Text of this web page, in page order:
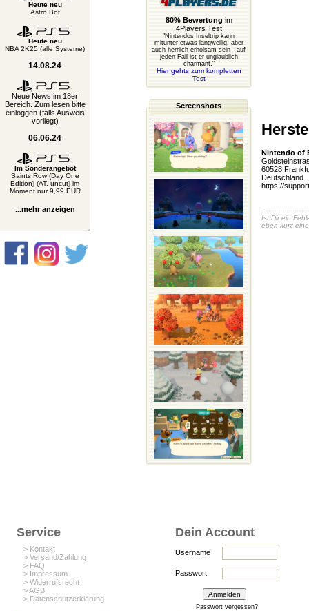
Heute neu
Astro Bot
Heute neu
NBA 2K25 (alle Systeme)
14.08.24
Neue News im 18er
Bereich. Zum lesen bitte
einloggen (falls Ausweis
vorliegt)
06.06.24
Im Sonderangebot
Saints Row (Day One
Edition) (AT, uncut) im
Moment nur 9,99 EUR
...mehr anzeigen
80% Bewertung im
4Players Test
"Nintendos Inseltrip kann
mitunter etwas langweilig, aber
auch herrlich erholsam sein - auf
jeden Fall ist er unglaublich
charmant."
Hier gehts zum kompletten
Test
Screenshots
Nintendo of
60528
Deutschland
https://
Ist Dir ein
eben kurz
Service
> Kontakt
> Versand/Zahlung
> FAQ
> Impressum
> Widerrufsrecht
> AGB
> Datenschutzerklärung
Dein Account
Username
Passwort
Passwort vergessen?